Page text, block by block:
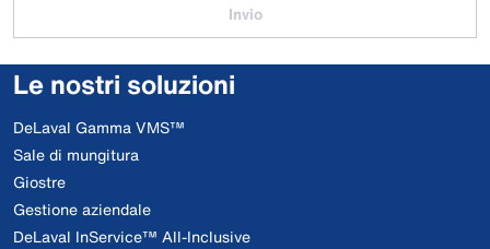
Invio
Le nostri soluzioni
DeLaval Gamma VMS™
Sale di mungitura
Giostre
Gestione aziendale
DeLaval InService™ All-Inclusive